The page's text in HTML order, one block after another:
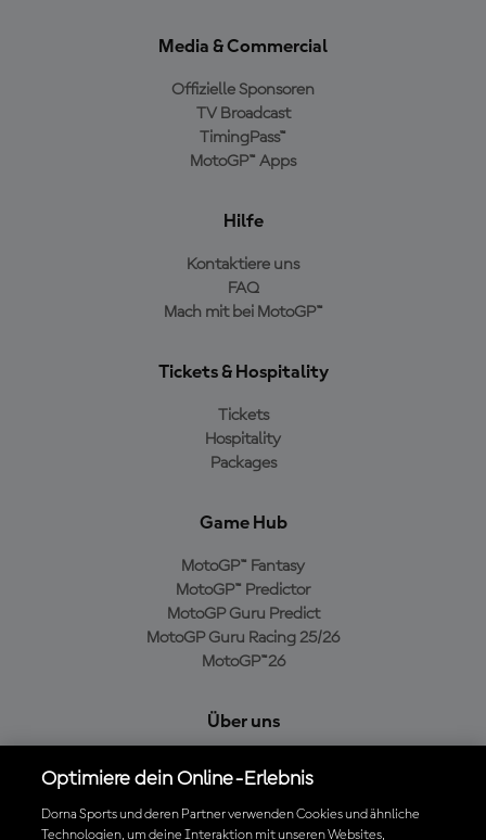
Media & Commercial
Offizielle Sponsoren
TV Broadcast
TimingPass™
MotoGP™ Apps
Hilfe
Kontaktiere uns
FAQ
Mach mit bei MotoGP™
Tickets & Hospitality
Tickets
Hospitality
Packages
Game Hub
MotoGP™ Fantasy
MotoGP™ Predictor
MotoGP Guru Predict
MotoGP Guru Racing 25/26
MotoGP™26
Über uns
Cookie-Richtlinien
Geschäftsbedingungen
Optimiere dein Online-Erlebnis
Dorna Sports und deren Partner verwenden Cookies und ähnliche
Technologien, um deine Interaktion mit unseren Websites,